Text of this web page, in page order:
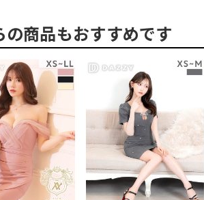
の商品もおすすめです